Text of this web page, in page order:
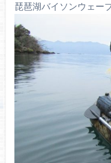
琵琶湖バイソンウェ